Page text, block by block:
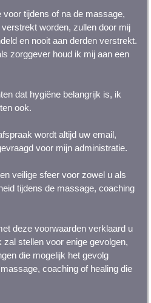
voor tijdens of na de massage,
worden, zullen door mij
en nooit aan derden verstrekt.
zorggever houd ik mij aan een
dat hygiëne belangrijk is, ik
ook.
wordt altijd uw email,
voor mijn administratie.
veilige sfeer voor zowel u als
tijdens de massage, coaching
deze voorwaarden verklaard u
stellen voor enige gevolgen,
die mogelijk het gevolg
coaching of healing die